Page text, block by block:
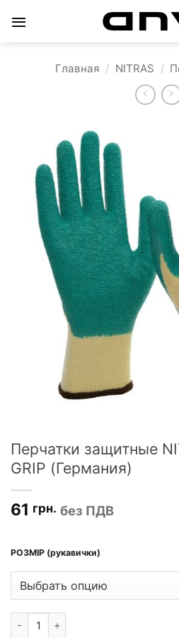
content
Главная / NITRAS /
Перчатки защитные
GRIP (Германия)
61 грн. без ПДВ
РОЗМІР (рукавички)